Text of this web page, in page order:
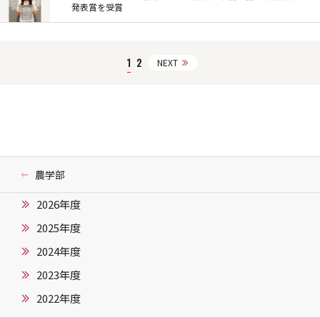
発表賞を受賞
1 2 NEXT
農学部
2026年度
2025年度
2024年度
2023年度
2022年度